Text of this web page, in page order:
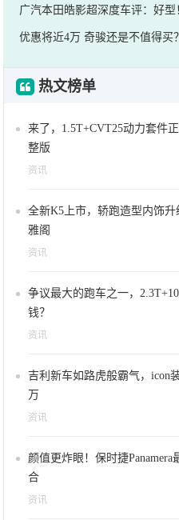
广汽本田皓影超深度车评：好型
优惠将近4万 奇骏还是不值得买？
热文榜单
来了，1.5T+CVT25动力套件
整版
资讯
全新K5上市，轿跑造型内饰
雅阁
资讯
争议最大的跑车之一，
钱？
资讯
吉利新车如路虎般霸气，icon
万
资讯
颜值更炸眼！保时捷
合
资讯